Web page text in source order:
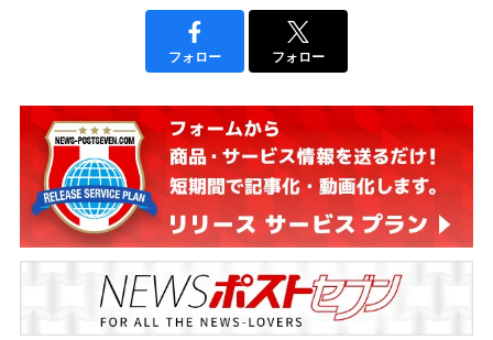
フォロー フォロー